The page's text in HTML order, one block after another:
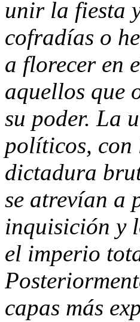
unir la fiesta
cofradías o
a florecer en
aquellos que
su poder. La
políticos, con
dictadura
se atrevían a
inquisición y
el imperio
capas más